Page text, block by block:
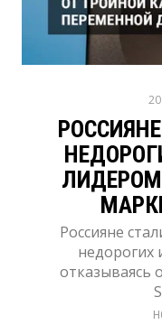
Россияне
недорогих
отказываясь